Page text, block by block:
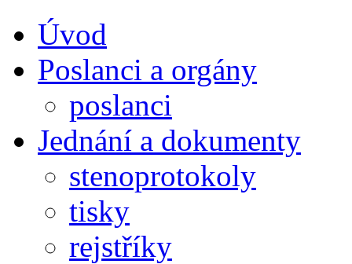
Úvod
Poslanci a orgány
poslanci
Jednání a dokumenty
stenoprotokoly
tisky
rejstříky